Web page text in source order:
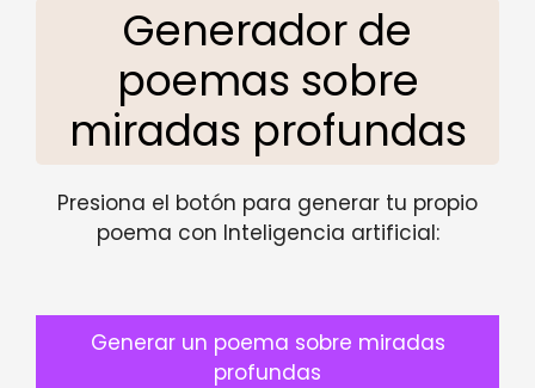
Generador de
poemas sobre
miradas profundas
Presiona el botón para generar tu propio
poema con Inteligencia artificial:
Generar un poema sobre miradas
profundas